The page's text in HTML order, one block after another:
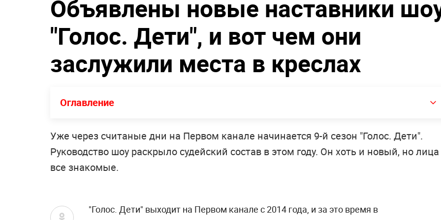
Объявлены новые наставники
"Голос. Дети", и вот чем они
заслужили места в креслах
Оглавление
Уже через считаные дни на Первом канале начинается 9-й сезон "Голос. Дети".
Руководство шоу раскрыло судейский состав в этом году. Он хоть и новый, но лица
все знакомые.
"Голос. Дети" выходит на Первом канале с 2014 года, и за это время в